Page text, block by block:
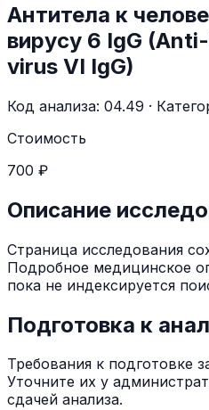
Антитела к
вирусу 6 IgG
virus VI IgG)
Код анализа: 04.49 ·
Стоимость
700 ₽
Описание
Страница исследования
Подробное медицинское
пока не индексируется
Подготовка к
Требования к подготовке
Уточните их у
сдачей анализа.